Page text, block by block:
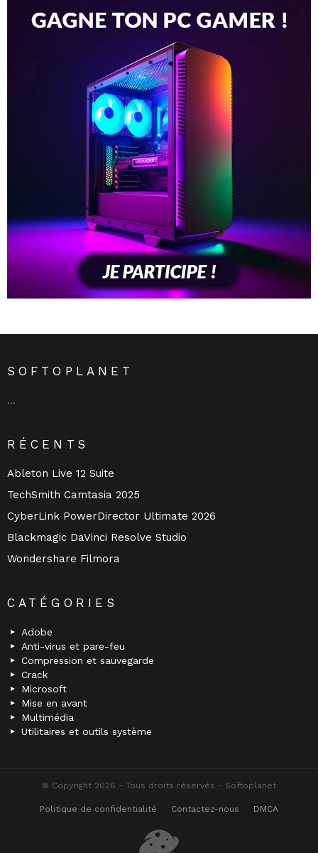
SOFTOPLANET
…
RÉCENTS
Ableton Live 12 Suite
TechSmith Camtasia 2025
CyberLink PowerDirector Ultimate 2026
Blackmagic DaVinci Resolve Studio
Wondershare Filmora
CATÉGORIES
Adobe
Anti-virus et pare-feu
Compression et sauvegarde
Crack
Microsoft
Mise en avant
Multimédia
Utilitaires et outils système
© Copyright 2026 - Tous droits réservés - Softoplanet
Politique de confidentialité Contactez-nous DMCA